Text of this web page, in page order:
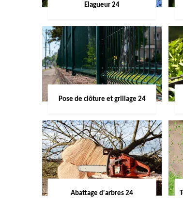
Elagueur 24
Pose de clôture et grillage 24
Abattage d'arbres 24